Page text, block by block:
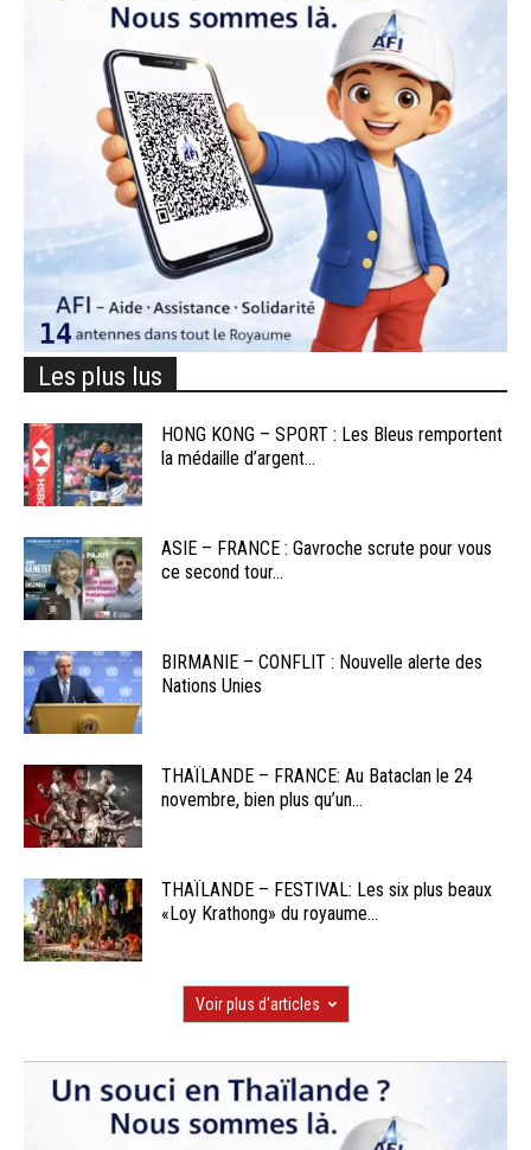
Les plus lus
HONG KONG – SPORT : Les Bleus remportent
la médaille d’argent...
ASIE – FRANCE : Gavroche scrute pour vous
ce second tour...
BIRMANIE – CONFLIT : Nouvelle alerte des
Nations Unies
THAÏLANDE – FRANCE: Au Bataclan le 24
novembre, bien plus qu’un...
THAÏLANDE – FESTIVAL: Les six plus beaux
«Loy Krathong» du royaume...
Voir plus d'articles